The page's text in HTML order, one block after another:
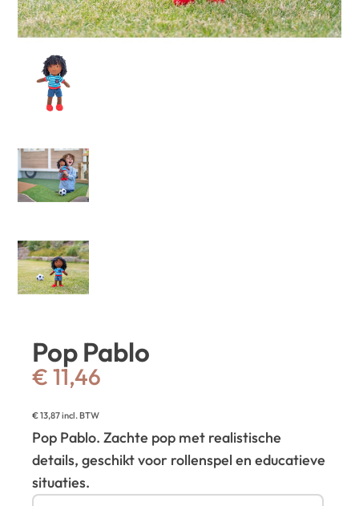
Pop Pablo
€ 11,46
€13,87incl. BTW
Pop Pablo. Zachte pop met realistische
details, geschikt voor rollenspel en educatieve
situaties.